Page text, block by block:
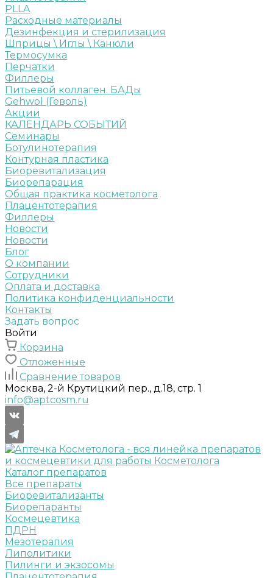
PLLA
Расходные материалы
Дезинфекция и стерилизация
Шприцы \ Иглы \ Канюли
Термосумка
Перчатки
Филлеры
Питьевой коллаген. БАДы
Gehwol (Геволь)
Акции
КАЛЕНДАРЬ СОБЫТИЙ
Семинары
Ботулинотерапия
Контурная пластика
Биоревитализация
Биорепарация
Общая практика косметолога
Плацентотерапия
Филлеры
Новости
Новости
Блог
О компании
Сотрудники
Оплата и доставка
Политика конфиденциальности
Контакты
Задать вопрос
Войти
Корзина
Отложенные
Сравнение товаров
Москва, 2-й Крутицкий пер., д.18, стр. 1
info@aptcosm.ru
Каталог препаратов
Все препараты
Биоревитализанты
Биорепаранты
Космецевтика
ПДРН
Мезотерапия
Липолитики
Пилинги и экзосомы